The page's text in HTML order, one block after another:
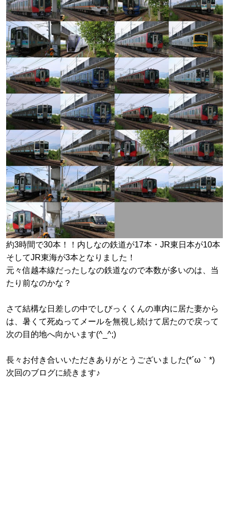
約3時間で30本！！内しなの鉄道が17本・JR東日本が10本
そしてJR東海が3本となりました！
元々信越本線だったしなの鉄道なので本数が多いのは、当
たり前なのかな？
さて結構な日差しの中でしびっくくんの車内に居た妻から
は、暑くて死ぬってメールを無視し続けて居たので戻って
次の目的地へ向かいます(^_^;)
長々お付き合いいただきありがとうございました(*´ω｀*)
次回のブログに続きます♪